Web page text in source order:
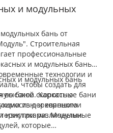
и модульных
бань от
Строительная
профессиональные
и модульных бань
технологии и
чтобы создать для
баню. Каркасные бани
из деревянного
изнутри различными
высокой скоростью
и хорошими
Модульные
которые